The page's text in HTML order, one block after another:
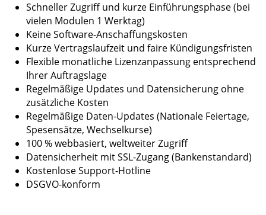
Schneller Zugriff und kurze Einführungsphase (bei
vielen Modulen 1 Werktag)
Keine Software-Anschaffungskosten
Kurze Vertragslaufzeit und faire Kündigungsfristen
Flexible monatliche Lizenzanpassung entsprechend
Ihrer Auftragslage
Regelmäßige Updates und Datensicherung ohne
zusätzliche Kosten
Regelmäßige Daten-Updates (Nationale Feiertage,
Spesensätze, Wechselkurse)
100 % webbasiert, weltweiter Zugriff
Datensicherheit mit SSL-Zugang (Bankenstandard)
Kostenlose Support-Hotline
DSGVO-konform